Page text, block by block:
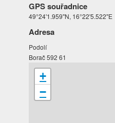
GPS souřadnice
49°24'1.959"N, 16°22'5.522"E
Adresa
Podolí
Borač 592 61
+
−